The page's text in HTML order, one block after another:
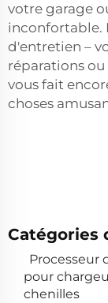
votre garage
inconfortable.
d'entretien –
réparations ou
vous fait
choses
Catégories
Processeur
pour
chenilles